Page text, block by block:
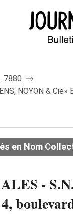
7880
NOYON &
en Nom
-